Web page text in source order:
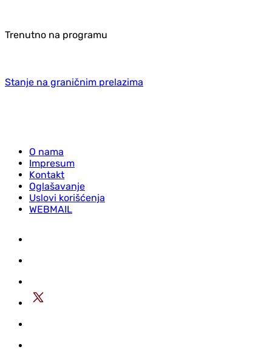
Trenutno na programu
Stanje na graničnim prelazima
O nama
Impresum
Kontakt
Oglašavanje
Uslovi korišćenja
WEBMAIL